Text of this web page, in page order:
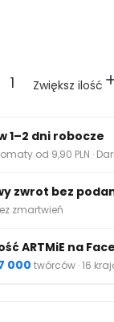
Zwiększ ilość
1–2 dni robocze
od 9,90 PLN ·
zwrot bez
zmartwień
ARTMiE na
000 twórców · 16